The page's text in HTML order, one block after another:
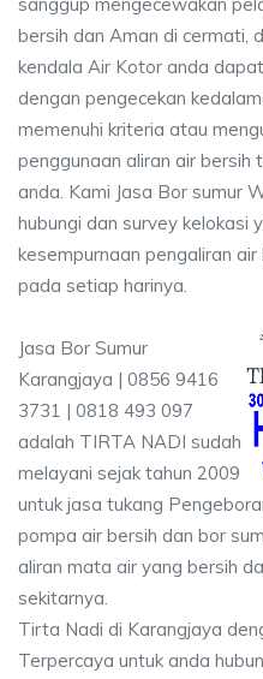
bersih dan Aman di cermati,
kendala Air Kotor anda
dengan pengecekan
memenuhi kriteria atau
penggunaan aliran air
anda. Kami Jasa Bor sumur
hubungi dan survey kelokasi
kesempurnaan pengaliran
pada setiap harinya.
Jasa Bor Sumur
Karangjaya | 0856 9416
3731 | 0818 493 097
adalah TIRTA NADI sudah
melayani sejak tahun 2009
untuk jasa tukang
pompa air bersih dan bor
aliran mata air yang bersih
sekitarnya.
Tirta Nadi di Karangjaya
Terpercaya untuk anda